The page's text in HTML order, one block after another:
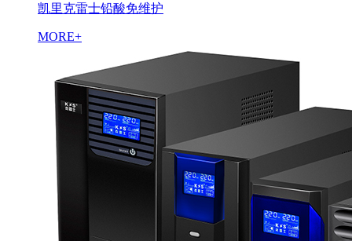
凯里克雷士铅酸免维护
MORE+